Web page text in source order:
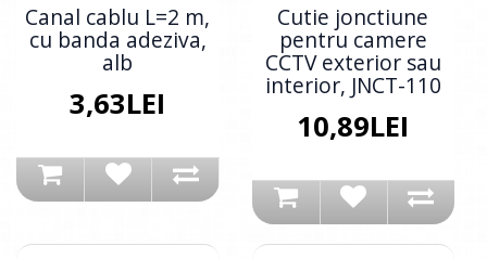
Canal cablu L=2 m,
cu banda adeziva,
alb
3,63LEI
Cutie jonctiune
pentru camere
CCTV exterior sau
interior, JNCT-110
10,89LEI